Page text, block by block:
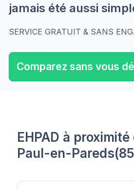
jamais été aussi
SERVICE GRATUIT & SANS
Comparez sans vous
EHPAD à
Paul-en-